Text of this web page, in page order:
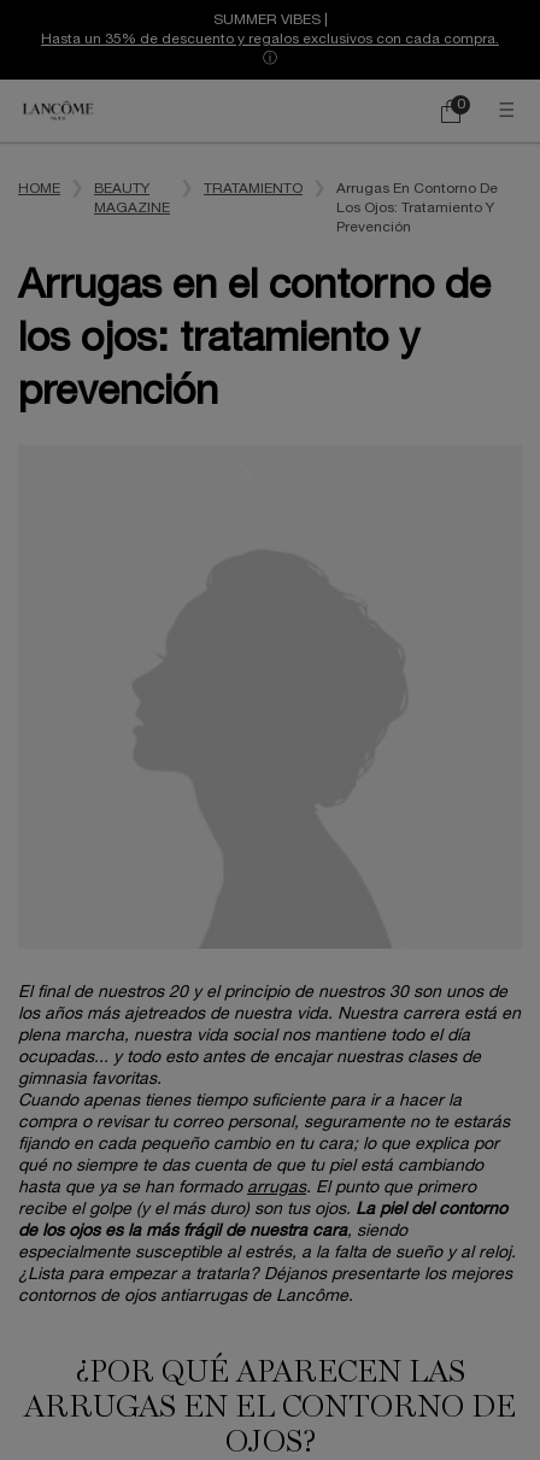
SUMMER VIBES |
Hasta un 35% de descuento y regalos exclusivos con cada compra.
ⓘ
Mi
0
0 producto
HOME
BEAUTY
MAGAZINE
TRATAMIENTO
Arrugas En Contorno De
Los Ojos: Tratamiento Y
Prevención
Arrugas en el contorno de
los ojos: tratamiento y
prevención
El final de nuestros 20 y el principio de nuestros 30 son unos de
los años más ajetreados de nuestra vida. Nuestra carrera está en
plena marcha, nuestra vida social nos mantiene todo el día
ocupadas... y todo esto antes de encajar nuestras clases de
gimnasia favoritas.
Cuando apenas tienes tiempo suficiente para ir a hacer la
compra o revisar tu correo personal, seguramente no te estarás
fijando en cada pequeño cambio en tu cara; lo que explica por
qué no siempre te das cuenta de que tu piel está cambiando
hasta que ya se han formado arrugas. El punto que primero
recibe el golpe (y el más duro) son tus ojos. La piel del contorno
de los ojos es la más frágil de nuestra cara, siendo
especialmente susceptible al estrés, a la falta de sueño y al reloj.
¿Lista para empezar a tratarla? Déjanos presentarte los mejores
contornos de ojos antiarrugas de Lancôme.
¿POR QUÉ APARECEN LAS
ARRUGAS EN EL CONTORNO DE
OJOS?